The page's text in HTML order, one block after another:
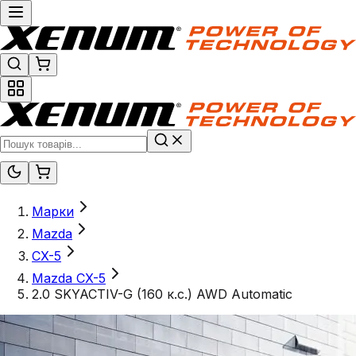
Марки
Mazda
CX-5
Mazda CX-5
2.0 SKYACTIV-G (160 к.с.) AWD Automatic